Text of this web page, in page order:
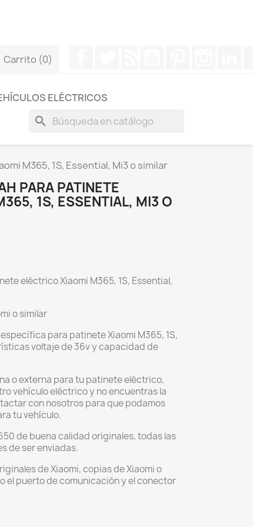
Carrito (0)
ELÉCTRICOS
search
M365, 1S, Essential, Mi3 o similar
PARA PATINETE
1S, ESSENTIAL, MI3 O
eléctrico Xiaomi M365, 1S, Essential,
o similar
para patinete Xiaomi M365, 1S,
voltaje de 36v y capacidad de
o externa para tu patinete eléctrico,
vehículo eléctrico y no encuentras la
con nosotros para que podamos
tu vehículo.
de buena calidad originales, todas las
de ser enviadas.
de Xiaomi, copias de Xiaomi o
el puerto de comunicación y el conector